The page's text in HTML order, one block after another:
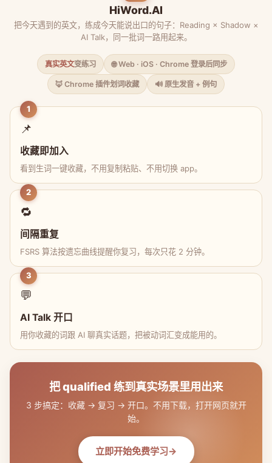
HiWord.AI
把今天遇到的英文，练成今天能说出口的句子：Reading × Shadow ×
AI Talk，同一批词一路用起来。
真实英文变练习 🌐 Web · iOS · Chrome 登录后同步
🦊 Chrome 插件划词收藏 🔊 原生发音 + 例句
1
📌
收藏即加入
看到生词一键收藏，不用复制粘贴、不用切换 app。
2
🔁
间隔重复
FSRS 算法按遗忘曲线提醒你复习，每次只花 2 分钟。
3
💬
AI Talk 开口
用你收藏的词跟 AI 聊真实话题，把被动词汇变成能用的。
把 qualified 练到真实场景里用出来
3 步搞定：收藏 → 复习 → 开口。不用下载，打开网页就开
始。
立即开始免费学习